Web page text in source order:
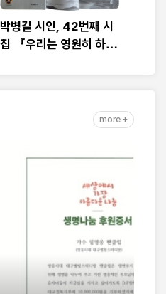
박병길 시인, 42번째 시
집 『우리는 영원히 하
more +